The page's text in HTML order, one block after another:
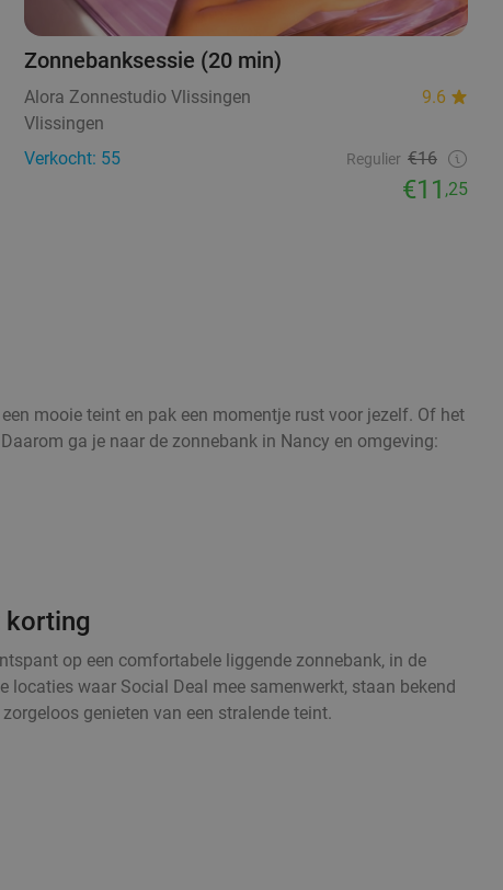
Zonnebanksessie (20 min)
Alora Zonnestudio Vlissingen
9.6
Vlissingen
Verkocht: 55
Regulier €16
€11 ,25
mooie teint en pak een momentje rust voor jezelf. Of het
ga je naar de zonnebank in Nancy en omgeving:
korting
op een comfortabele liggende zonnebank, in de
locaties waar Social Deal mee samenwerkt, staan bekend
genieten van een stralende teint.